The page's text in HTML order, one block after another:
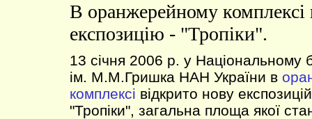
В оранжерейному комплексі
експозицію - "Тропіки".
13 січня 2006 р. у Національному
ім. М.М.Гришка НАН України в
комплексі відкрито нову
"Тропіки", загальна площа якої